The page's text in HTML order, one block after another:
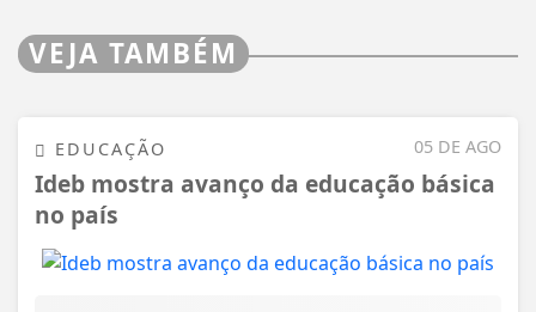
VEJA TAMBÉM
05 DE AGO
EDUCAÇÃO
Ideb mostra avanço da educação básica
no país